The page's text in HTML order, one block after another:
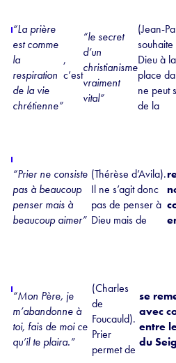
“La prière
est comme
la
respiration
de la vie
chrétienne”
,
c’est
“le secret
d’un
christianisme
vraiment
vital”
(Jean-
souhaite
Dieu à
place
ne peut
de la
“Prier ne consiste
pas à beaucoup
penser mais à
beaucoup aimer”
(Thérèse d’Avila).
Il ne s’agit donc
pas de penser à
Dieu mais de
“Mon Père, je
m’abandonne à
toi, fais de moi ce
qu’il te plaira.”
(Charles
de
Foucauld).
Prier
permet de
se
avec
entre
du